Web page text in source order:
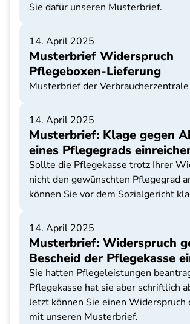
Sie dafür unseren Musterbrief.
14. April 2025
Musterbrief Widerspruch
Pflegeboxen-Lieferung
Musterbrief der Verbraucherzentrale
14. April 2025
Musterbrief: Klage gegen
eines Pflegegrads
Sollte die Pflegekasse trotz Ihrer
nicht den gewünschten Pflegegrad
können Sie vor dem Sozialgericht
14. April 2025
Musterbrief: Widerspruch
Bescheid der Pflegekasse
Sie hatten Pflegeleistungen
Pflegekasse hat sie aber schriftlich
Jetzt können Sie einen Widerspruch
mit unseren Musterbrief.